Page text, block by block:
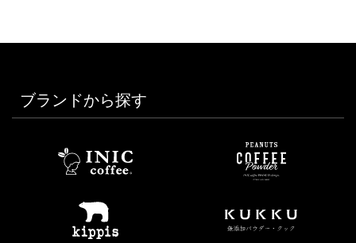
ブランドから探す